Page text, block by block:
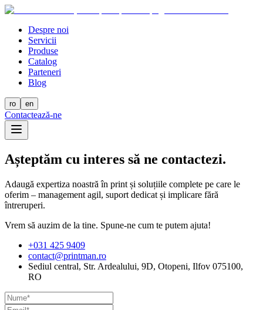
Despre noi
Servicii
Produse
Catalog
Parteneri
Blog
ro en
Contactează-ne
Așteptăm cu interes să ne contactezi.
Adaugă expertiza noastră în print și soluțiile complete pe care le
oferim – management agil, suport dedicat și implicare fără
întreruperi.
Vrem să auzim de la tine. Spune-ne cum te putem ajuta!
+031 425 9409
contact@printman.ro
Sediul central, Str. Ardealului, 9D, Otopeni, Ilfov 075100,
RO